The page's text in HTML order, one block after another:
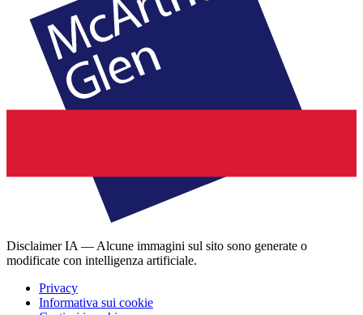
Disclaimer IA — Alcune immagini sul sito sono generate o
modificate con intelligenza artificiale.
Privacy
Informativa sui cookie